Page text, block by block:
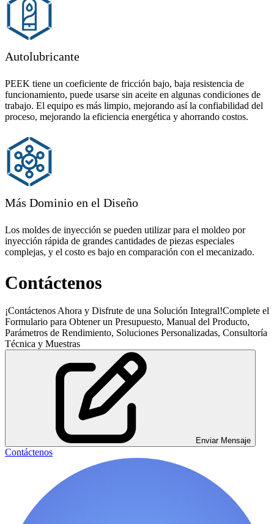
Autolubricante
PEEK tiene un coeficiente de fricción bajo, baja resistencia de
funcionamiento, puede usarse sin aceite en algunas condiciones de
trabajo. El equipo es más limpio, mejorando así la confiabilidad del
proceso, mejorando la eficiencia energética y ahorrando costos.
Más Dominio en el Diseño
Los moldes de inyección se pueden utilizar para el moldeo por
inyección rápida de grandes cantidades de piezas especiales
complejas, y el costo es bajo en comparación con el mecanizado.
Contáctenos
¡Contáctenos Ahora y Disfrute de una Solución Integral!Complete el
Formulario para Obtener un Presupuesto, Manual del Producto,
Parámetros de Rendimiento, Soluciones Personalizadas, Consultoría
Técnica y Muestras
Enviar Mensaje
Contáctenos